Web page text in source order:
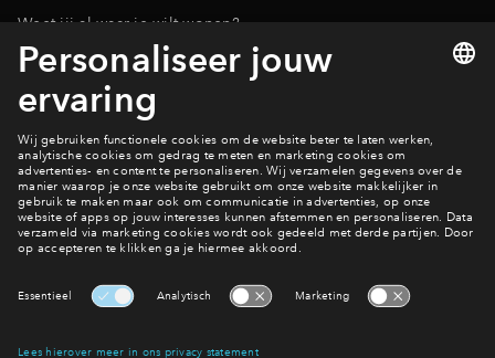
Weet jij al waar je wilt wonen?
Bekijk de woningen
Over de plek
Interesse? Meld je dan snel aan
Hiermee blijf je op de hoogte van het belangrijkste nieuws en